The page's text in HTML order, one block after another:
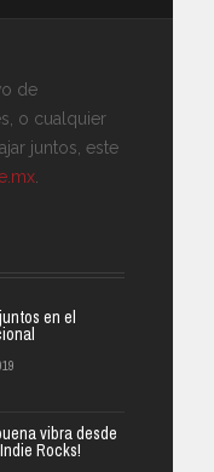
de
o cualquier
juntos, este
en el
vibra desde
Rocks!